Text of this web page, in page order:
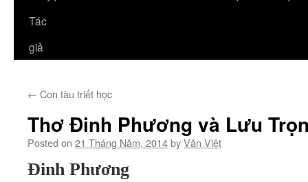
Tác
giả
← Con tàu triết học
Thơ Đinh Phương và Lưu
Posted on 21 Tháng Năm, 2014byVăn Việt
Đinh Phương